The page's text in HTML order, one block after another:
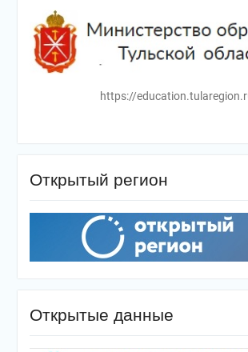
https://
Открытый регион
Открытые данные